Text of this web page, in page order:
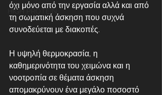
HIGH PROTEIN
όχι μόνο από την εργασία αλλά και από
τη σωματική άσκηση που συχνά
συνοδεύεται με διακοπές.
Η υψηλή θερμοκρασία, η
καθημερινότητα του χειμώνα και η
νοοτροπία σε θέματα άσκηση
απομακρύνουν ένα μεγάλο ποσοστό